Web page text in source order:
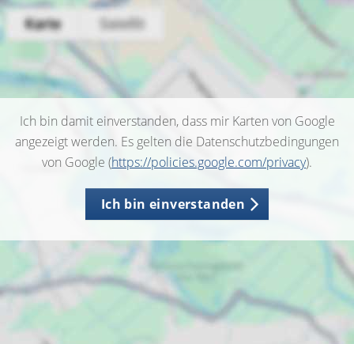
Ich bin damit einverstanden, dass mir Karten von Google
angezeigt werden. Es gelten die Datenschutzbedingungen
von Google (https://policies.google.com/privacy).
Ich bin einverstanden